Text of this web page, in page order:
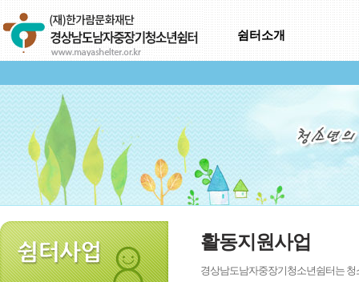
쉼터소개
활동지원사업
경상남도남자중장기청소년쉼터는